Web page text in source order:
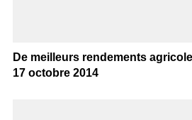
De meilleurs rendements
17 octobre 2014